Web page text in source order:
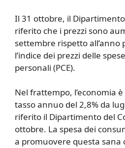
Il 31 ottobre, il
riferito che i prezzi sono
settembre rispetto all’anno
l’indice dei prezzi delle
personali (PCE).
Nel frattempo, l’economia
tasso annuo del 2,8% da
riferito il Dipartimento del
ottobre. La spesa dei
a promuovere questa sana